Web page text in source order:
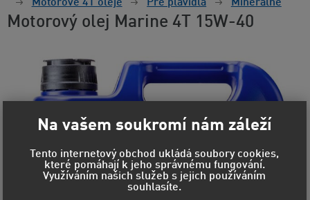
Motorové 4T oleje
Pre plavidlá Minerálne
Motorový olej Marine 4T 15W-40
Na vašem soukromí nám záleží
Tento internetový obchod ukládá soubory cookies,
které pomáhají k jeho správnému fungování.
Využíváním našich služeb s jejich používáním
souhlasíte.